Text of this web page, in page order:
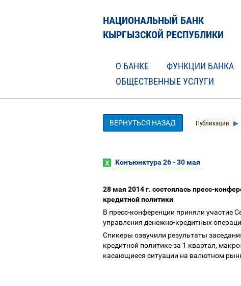
НАЦИОНАЛЬНЫЙ БАНК
КЫРГЫЗСКОЙ РЕСПУБЛИКИ
О БАНКЕ ФУНКЦИИ БАНКА
ОБЩЕСТВЕННЫЕ УСЛУГИ
ВЕРНУТЬСЯ НАЗАД Публикации
Конъюнктура 26 - 30 мая
28 мая 2014 г. состоялась пресс-
кредитной политики
В пресс-конференции приняли участие
управления денежно-кредитных
Спикеры озвучили результаты
кредитной политике за 1 квартал,
касающиеся ситуации на валютном